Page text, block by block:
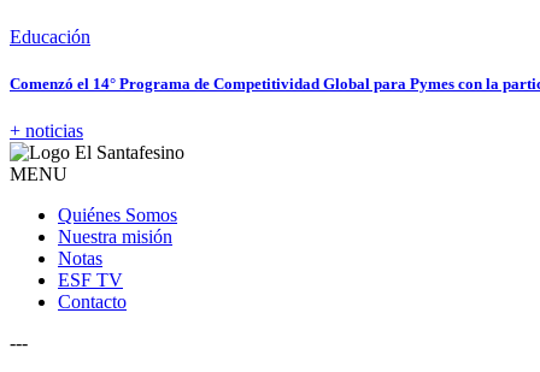
Educación
Comenzó el 14° Programa de Competitividad Global para Pymes con la
+ noticias
MENU
Quiénes Somos
Nuestra misión
Notas
ESF TV
Contacto
---